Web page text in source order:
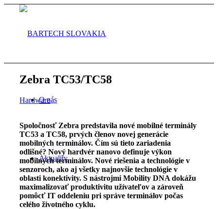
O nás
Aktuality
Zebra TC53/TC58
Hardware
Spoločnosť Zebra predstavila nové mobilné terminály
TC53 a TC58, prvých členov novej generácie
mobilných terminálov. Čím sú tieto zariadenia
odlišné? Nový hardvér nanovo definuje výkon
mobilných terminálov. Nové riešenia a technológie v
senzoroch, ako aj všetky najnovšie technológie v
oblasti konektivity. S nástrojmi Mobility DNA dokážu
maximalizovať produktivitu užívateľov a zároveň
pomôcť IT oddeleniu pri správe terminálov počas
celého životného cyklu.